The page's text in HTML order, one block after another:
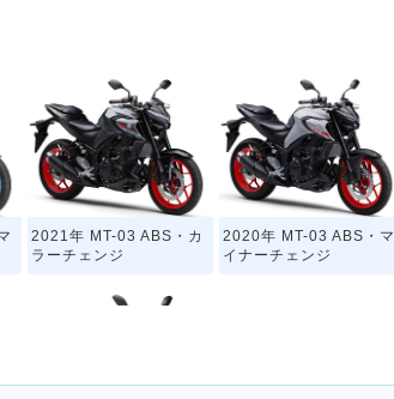
2021年 MT-03 ABS・カ
ラーチェンジ
2020年 MT-03 ABS・マ
イナーチェンジ